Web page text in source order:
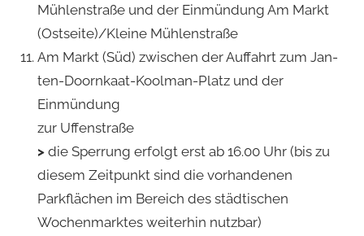
Mühlenstraße und der Einmündung Am Markt
(Ostseite)/Kleine Mühlenstraße
Am Markt (Süd) zwischen der Auffahrt zum Jan-
ten-Doornkaat-Koolman-Platz und der
Einmündung
zur Uffenstraße
> die Sperrung erfolgt erst ab 16.00 Uhr (bis zu
diesem Zeitpunkt sind die vorhandenen
Parkflächen im Bereich des städtischen
Wochenmarktes weiterhin nutzbar)